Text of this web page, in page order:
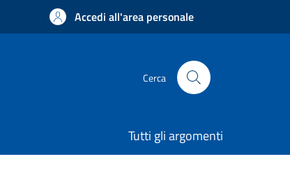
Accedi all'area personale
Cerca
Tutti gli argomenti